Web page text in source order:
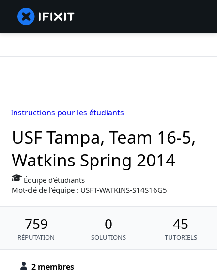
2 membres
USF Tampa, Team 16-5,
Watkins Spring 2014
Équipe d'étudiants
Mot-clé de l’équipe : USFT-WATKINS-S14S16G5
759
RÉPUTATION
0
SOLUTIONS
45
TUTORIELS
Instructions pour les étudiants